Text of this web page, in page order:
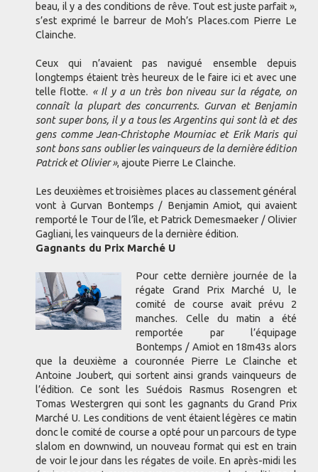
beau, il y a des conditions de rêve. Tout est juste parfait »,
s’est exprimé le barreur de Moh’s Places.com Pierre Le
Clainche.
Ceux qui n’avaient pas navigué ensemble depuis
longtemps étaient très heureux de le faire ici et avec une
telle flotte. « Il y a un très bon niveau sur la régate, on
connaît la plupart des concurrents. Gurvan et Benjamin
sont super bons, il y a tous les Argentins qui sont là et des
gens comme Jean-Christophe Mourniac et Erik Maris qui
sont bons sans oublier les vainqueurs de la dernière édition
Patrick et Olivier », ajoute Pierre Le Clainche.
Les deuxièmes et troisièmes places au classement général
vont à Gurvan Bontemps / Benjamin Amiot, qui avaient
remporté le Tour de l’île, et Patrick Demesmaeker / Olivier
Gagliani, les vainqueurs de la dernière édition.
Gagnants du Prix Marché U
Pour cette dernière journée de la
régate Grand Prix Marché U, le
comité de course avait prévu 2
manches. Celle du matin a été
remportée par l’équipage
Bontemps / Amiot en 18m43s alors
que la deuxième a couronnée Pierre Le Clainche et
Antoine Joubert, qui sortent ainsi grands vainqueurs de
l’édition. Ce sont les Suédois Rasmus Rosengren et
Tomas Westergren qui sont les gagnants du Grand Prix
Marché U. Les conditions de vent étaient légères ce matin
donc le comité de course a opté pour un parcours de type
slalom en downwind, un nouveau format qui est en train
de voir le jour dans les régates de voile. En après-midi les